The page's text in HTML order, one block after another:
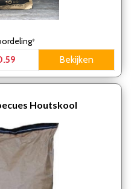
*
Bekijken
Houtskool